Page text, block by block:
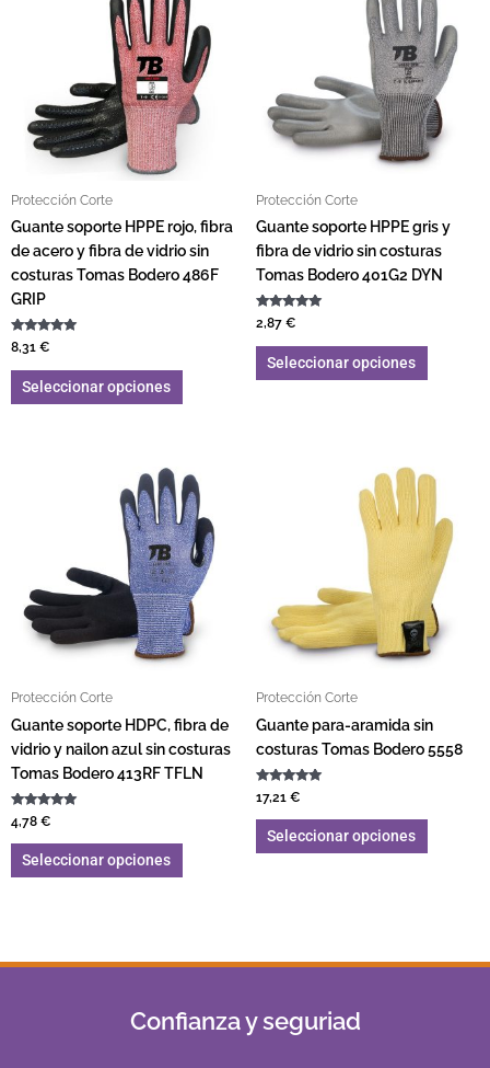
Protección Corte
Guante soporte HPPE rojo, fibra
de acero y fibra de vidrio sin
costuras Tomas Bodero 486F
GRIP
Valorado con
5.00
de 5
8,31 €
Seleccionar opciones
Protección Corte
Guante soporte HPPE gris y
fibra de vidrio sin costuras
Tomas Bodero 401G2 DYN
Valorado con
5.00
de 5
2,87 €
Seleccionar opciones
Protección Corte
Guante soporte HDPC, fibra de
vidrio y nailon azul sin costuras
Tomas Bodero 413RF TFLN
Valorado con
5.00
de 5
4,78 €
Seleccionar opciones
Este producto tiene múltiples variantes.
Protección Corte
Guante para-aramida sin
costuras Tomas Bodero 5558
Valorado con
5.00
de 5
17,21 €
Seleccionar opciones
Confianza y seguriad